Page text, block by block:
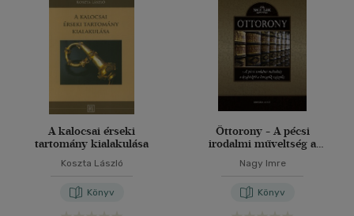
A kalocsai érseki
tartomány kialakulása
Koszta László
Könyv
Öttorony - A pécsi
irodalmi műveltség a
századig
Nagy Imre
Könyv